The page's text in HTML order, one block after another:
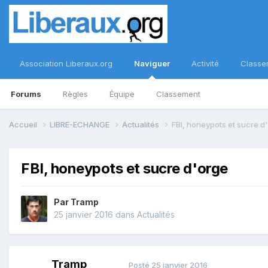
Association Liberaux.org Naviguer
Forums Règles Équipe Classement
Activité
Accueil LIBRE-ECHANGE Actualités FBI, honeypots et sucre
FBI, honeypots et sucre d'orge
Par Tramp
25 janvier 2016 dans Actualités
Tramp Posté 25 janvier 2016